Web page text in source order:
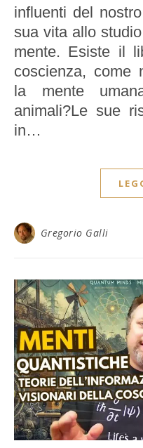
influenti del
sua vita allo
mente. Esiste il
coscienza, come
la mente
animali?Le sue
in…
Gregorio Galli